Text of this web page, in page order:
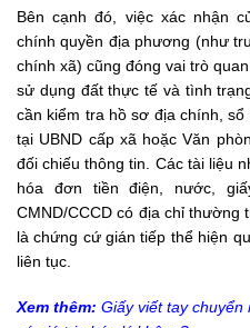
Bên cạnh đó, việc xác nhận
chính quyền địa phương (như
chính xã) cũng đóng vai trò
sử dụng đất thực tế và tình
cần kiểm tra hồ sơ địa chính,
tại UBND cấp xã hoặc Văn
đối chiếu thông tin. Các tài liệu
hóa đơn tiền điện, nước,
CMND/CCCD có địa chỉ
là chứng cứ gián tiếp thể hiện
liên tục.
Xem thêm: Giấy viết tay